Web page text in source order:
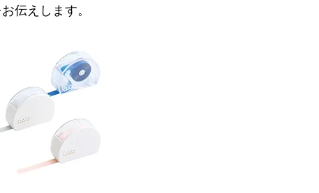
伝えします。